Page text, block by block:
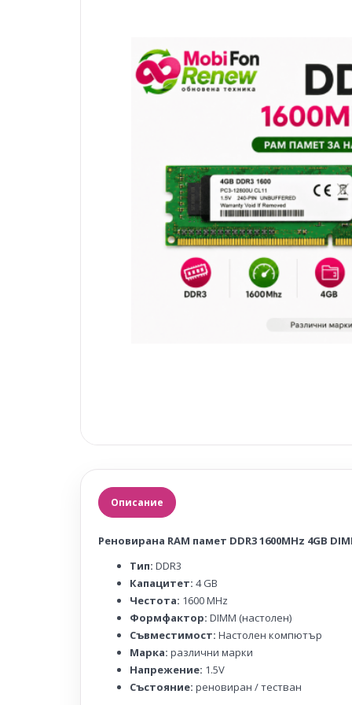
Описание
Реновирана RAM памет DDR3 1600MHz 4GB
Тип: DDR3
Капацитет: 4 GB
Честота: 1600 MHz
Формфактор: DIMM (настолен)
Съвместимост: Настолен компютър
Марка: различни марки
Напрежение: 1.5V
Състояние: реновиран / тестван